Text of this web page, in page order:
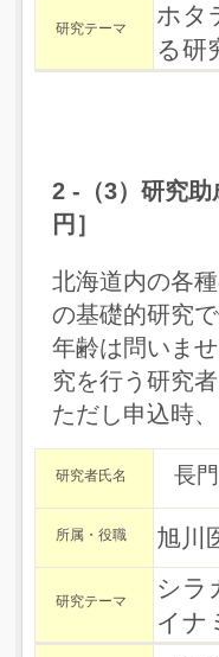
研究テーマ
ホタ
る研
2 -（3）研究
円］
北海道内の各
の基礎的研究
年齢は問いま
究を行う研究
ただし申込時
研究者氏名 長
所属・役職 旭川
研究テーマ
シラ
イナ